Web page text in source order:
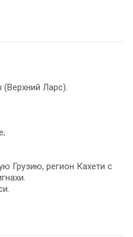
Ларс).
Грузию, регион Кахети с